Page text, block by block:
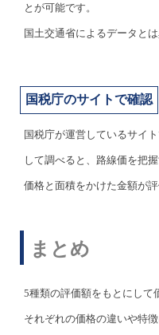
とが可能です。
国土交通省によるデータと
国税庁のサイトで確認
国税庁が運営しているサイ
して調べると、路線価を把
価格と面積をかけた金額が
まとめ
5種類の評価額をもとにして
それぞれの価格の違いや特